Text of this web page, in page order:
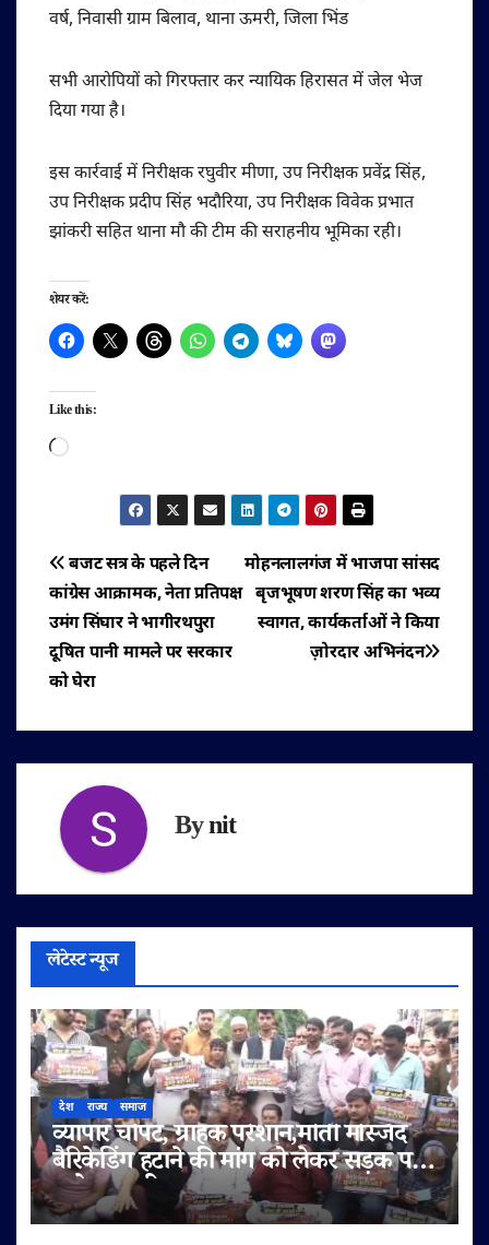
वर्ष, निवासी ग्राम बिलाव, थाना ऊमरी, जिला भिंड
सभी आरोपियों को गिरफ्तार कर न्यायिक हिरासत में जेल भेज
दिया गया है।
इस कार्रवाई में निरीक्षक रघुवीर मीणा, उप निरीक्षक प्रवेंद्र सिंह,
उप निरीक्षक प्रदीप सिंह भदौरिया, उप निरीक्षक विवेक प्रभात
झांकरी सहित थाना मौ की टीम की सराहनीय भूमिका रही।
शेयर करें:
Like this:
Loading…
पोस्ट
नेविगेशन
मोहनलालगंज में भाजपा सांसद
बृजभूषण शरण सिंह का भव्य
स्वागत, कार्यकर्ताओं ने किया
ज़ोरदार अभिनंदन
बजट सत्र के पहले दिन
कांग्रेस आक्रामक, नेता प्रतिपक्ष
उमंग सिंघार ने भागीरथपुरा
दूषित पानी मामले पर सरकार
को घेरा
Bynit
लेटेस्ट न्यूज
देश राज्य समाज
व्यापार चौपट, ग्राहक परेशान,मोती मस्जिद
बैरिकेडिंग हटाने की मांग को लेकर सड़क पर
उतरे व्यापारी